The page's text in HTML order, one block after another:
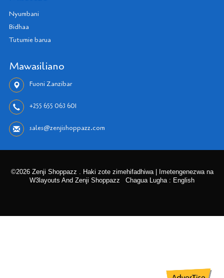
Nyumbani
Bidhaa
Tutumie barua
Mawasiliano
Fuoni Zanzibar
+255 655 063 601
sales@zenjishoppazz.com
©2026 Zenji Shoppazz . Haki zote zimehifadhiwa | Imetengenezwa na
W3layouts And Zenji Shoppazz
Chagua Lugha : English